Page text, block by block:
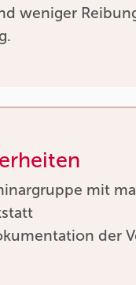
weniger
mit
der